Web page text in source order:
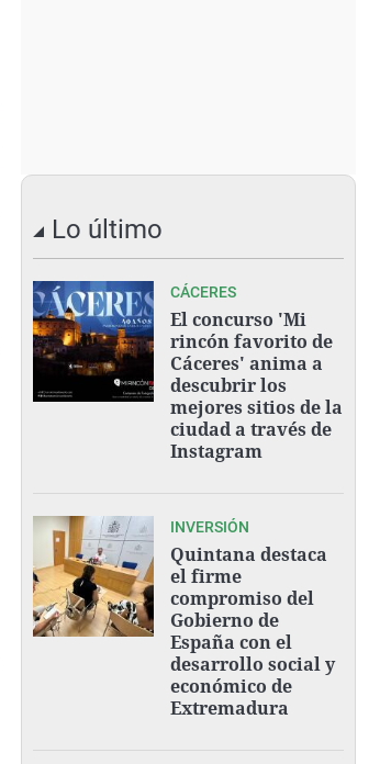
Lo último
CÁCERES
El concurso 'Mi
rincón favorito de
Cáceres' anima a
descubrir los
mejores sitios de la
ciudad a través de
Instagram
INVERSIÓN
Quintana destaca
el firme
compromiso del
Gobierno de
España con el
desarrollo social y
económico de
Extremadura